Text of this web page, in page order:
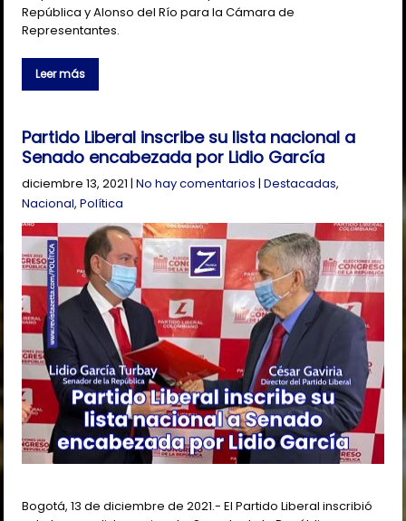
República y Alonso del Río para la Cámara de
Representantes.
Leer más
Partido Liberal inscribe su lista nacional a
Senado encabezada por Lidio García
diciembre 13, 2021 |No hay comentarios |Destacadas,
Nacional,Política
Bogotá, 13 de diciembre de 2021.- El Partido Liberal inscribió